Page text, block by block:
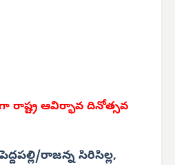
రాష్ట్ర ఆవిర్భావ దినోత్సవ
రాజన్న సిరిసిల్ల,